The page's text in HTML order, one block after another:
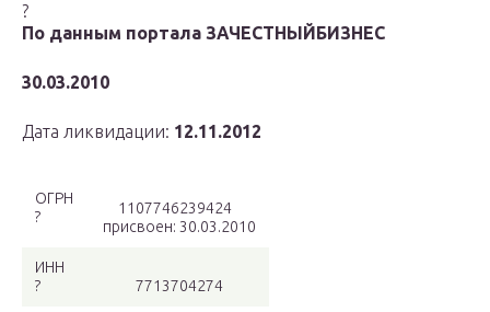
?
По данным портала ЗАЧЕСТНЫЙБИЗНЕС
30.03.2010
Дата ликвидации: 12.11.2012
ОГРН
?
1107746239424
присвоен: 30.03.2010
ИНН
?
7713704274